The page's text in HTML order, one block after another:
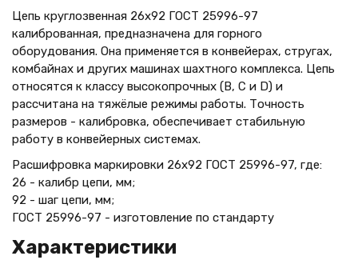
Цепь круглозвенная 26х92 ГОСТ 25996-97
калиброванная, предназначена для горного
оборудования. Она применяется в конвейерах, стругах,
комбайнах и других машинах шахтного комплекса. Цепь
относятся к классу высокопрочных (B, C и D) и
рассчитана на тяжёлые режимы работы. Точность
размеров - калибровка, обеспечивает стабильную
работу в конвейерных системах.
Расшифровка маркировки 26х92 ГОСТ 25996-97, где:
26 - калибр цепи, мм;
92 - шаг цепи, мм;
ГОСТ 25996-97 - изготовление по стандарту
Характеристики